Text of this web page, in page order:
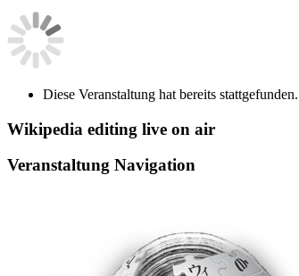
Diese Veranstaltung hat bereits stattgefunden.
Wikipedia editing live on air
Veranstaltung Navigation